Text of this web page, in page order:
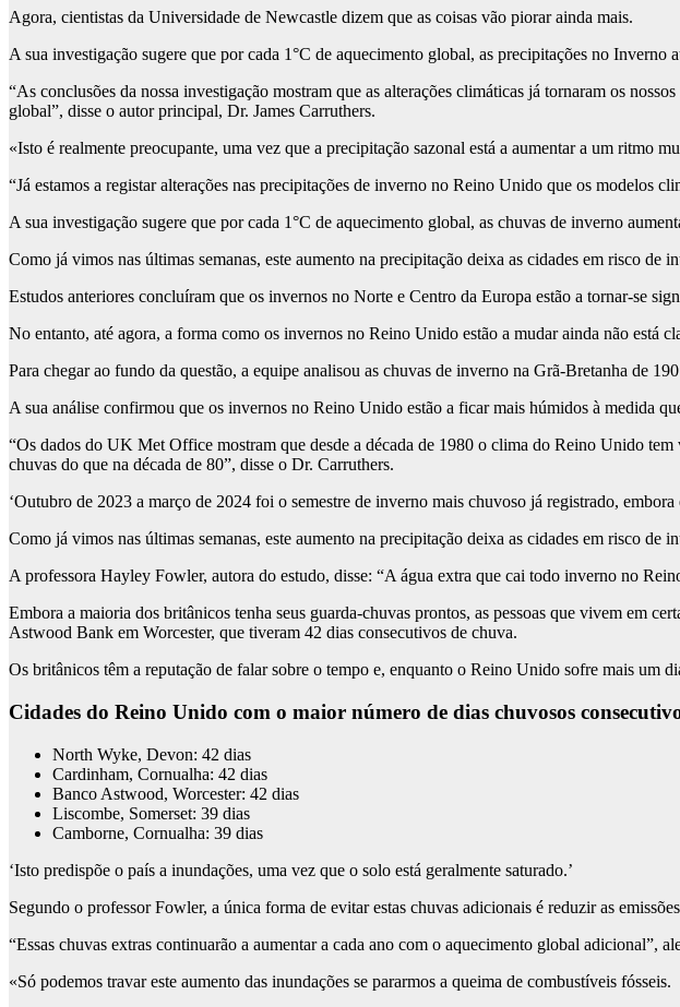
Agora, cientistas da Universidade de Newcastle dizem que as coisas vão piorar ainda mais.
A sua investigação sugere que por cada 1°C de aquecimento global, as precipitações no Inverno
“As conclusões da nossa investigação mostram que as alterações climáticas já tornaram os
global”, disse o autor principal, Dr. James Carruthers.
«Isto é realmente preocupante, uma vez que a precipitação sazonal está a aumentar a um ritmo
“Já estamos a registar alterações nas precipitações de inverno no Reino Unido que os modelos
A sua investigação sugere que por cada 1°C de aquecimento global, as chuvas de inverno
Como já vimos nas últimas semanas, este aumento na precipitação deixa as cidades em risco
Estudos anteriores concluíram que os invernos no Norte e Centro da Europa estão a tornar-se
No entanto, até agora, a forma como os invernos no Reino Unido estão a mudar ainda não está
Para chegar ao fundo da questão, a equipe analisou as chuvas de inverno na Grã-Bretanha de
A sua análise confirmou que os invernos no Reino Unido estão a ficar mais húmidos à medida
“Os dados do UK Met Office mostram que desde a década de 1980 o clima do Reino Unido
chuvas do que na década de 80”, disse o Dr. Carruthers.
‘Outubro de 2023 a março de 2024 foi o semestre de inverno mais chuvoso já registrado,
Como já vimos nas últimas semanas, este aumento na precipitação deixa as cidades em risco de
A professora Hayley Fowler, autora do estudo, disse: “A água extra que cai todo inverno no
Embora a maioria dos britânicos tenha seus guarda-chuvas prontos, as pessoas que vivem em
Astwood Bank em Worcester, que tiveram 42 dias consecutivos de chuva.
Os britânicos têm a reputação de falar sobre o tempo e, enquanto o Reino Unido sofre mais um
Cidades do Reino Unido com o maior número de dias chuvosos
North Wyke, Devon: 42 dias
Cardinham, Cornualha: 42 dias
Banco Astwood, Worcester: 42 dias
Liscombe, Somerset: 39 dias
Camborne, Cornualha: 39 dias
‘Isto predispõe o país a inundações, uma vez que o solo está geralmente saturado.’
Segundo o professor Fowler, a única forma de evitar estas chuvas adicionais é reduzir as
“Essas chuvas extras continuarão a aumentar a cada ano com o aquecimento global adicional”,
«Só podemos travar este aumento das inundações se pararmos a queima de combustíveis fósseis.